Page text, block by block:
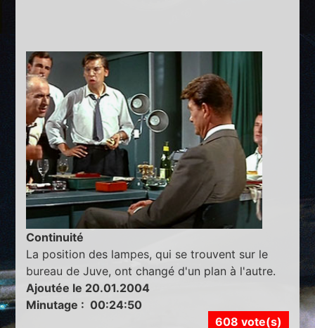
Continuité
La position des lampes, qui se trouvent sur le
bureau de Juve, ont changé d'un plan à l'autre.
Ajoutée le 20.01.2004
Minutage : 00:24:50
608 vote(s)